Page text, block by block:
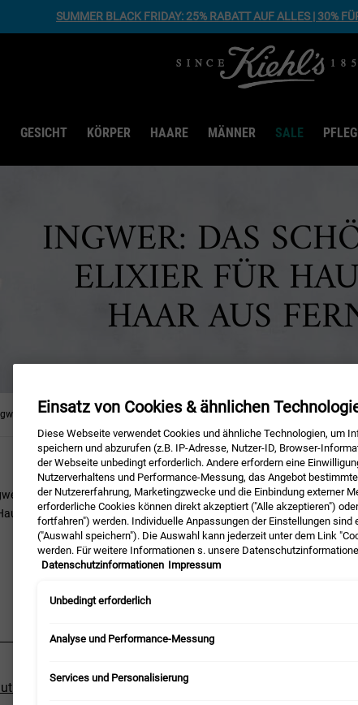
SUMMER BLACK FRIDAY: 25% RABATT AUF ALLES | 30%
GESICHT KÖRPER HAARE MÄNNER SALE
INGWER: DAS
ELIXIER FÜR
HAAR AUS
Das Schönheits-Elixier Für Haut Und Haar Aus Fernost
Shot. Doch immer mehr Studien deuten darauf hin, dass die
und Haar den Inhaltsstoff Ingwer. Erfahre in unserem Artikel
und Haar
Einsatz von Cookies & ähnlichen
Diese Webseite verwendet Cookies und ähnliche Technologien, um
speichern und abzurufen (z.B. IP-Adresse, Nutzer-ID, Browser-
der Webseite unbedingt erforderlich. Andere erfordern eine
Nutzerverhaltens und Performance-Messung, das Angebot
der Nutzererfahrung, Marketingzwecke und die Einbindung externer
erforderliche Cookies können direkt akzeptiert ("Alle akzeptieren")
fortfahren") werden. Individuelle Anpassungen der Einstellungen
("Auswahl speichern"). Die Auswahl kann jederzeit unter dem Link
werden. Für weitere Informationen s. unsere
Datenschutzinformationen Impressum
Unbedingt erforderlich
Analyse und Performance-Messung
Services und Personalisierung